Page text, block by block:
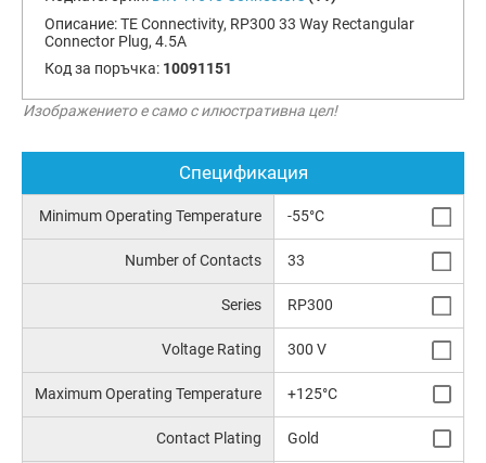
Описание:TE Connectivity, RP300 33 Way Rectangular
Connector Plug, 4.5A
Код за поръчка: 10091151
Изображението е само с илюстративна цел!
Спецификация
Minimum Operating Temperature -55°C
Number of Contacts 33
Series RP300
Voltage Rating 300 V
Maximum Operating Temperature +125°C
Contact Plating Gold